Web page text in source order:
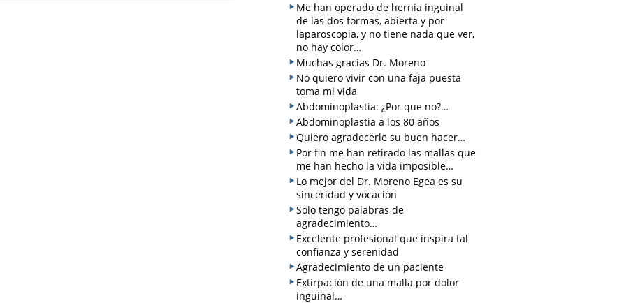
Me han operado de hernia inguinal
de las dos formas, abierta y por
laparoscopia, y no tiene nada que ver,
no hay color…
Muchas gracias Dr. Moreno
No quiero vivir con una faja puesta
toma mi vida
Abdominoplastia: ¿Por que no?…
Abdominoplastia a los 80 años
Quiero agradecerle su buen hacer…
Por fin me han retirado las mallas que
me han hecho la vida imposible…
Lo mejor del Dr. Moreno Egea es su
sinceridad y vocación
Solo tengo palabras de
agradecimiento…
Excelente profesional que inspira tal
confianza y serenidad
Agradecimiento de un paciente
Extirpación de una malla por dolor
inguinal…